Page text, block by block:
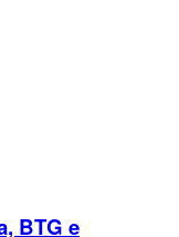
BTG e